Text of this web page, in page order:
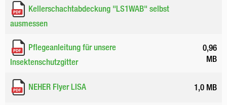
Kellerschachtabdeckung "LS1WAB" selbst
ausmessen
Pflegeanleitung für unsere
Insektenschutzgitter
0,96
MB
NEHER Flyer LISA 1,0 MB